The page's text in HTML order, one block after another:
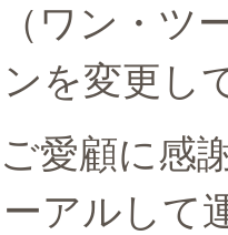
ワン・ツ
を変更し
愛顧に感
アルして